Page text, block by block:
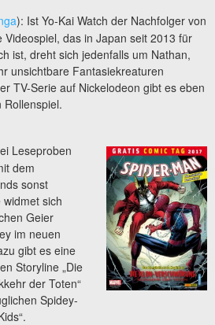
): Ist Yo-Kai Watch der Nachfolger von
Videospiel, das in Japan seit 2013 für
ist, dreht sich jedenfalls um Nathan,
unsichtbare Fantasiekreaturen
TV-Serie auf Nickelodeon gibt es eben
Leseproben
dem
sonst
sich
Geier
im neuen
gibt es eine
Storyline „Die
der Toten“
Spidey-